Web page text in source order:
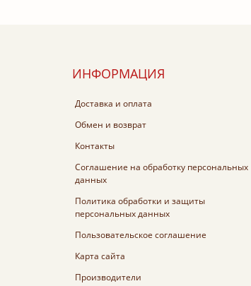
ИНФОРМАЦИЯ
Доставка и оплата
Обмен и возврат
Контакты
Соглашение на обработку персональных
данных
Политика обработки и защиты
персональных данных
Пользовательское соглашение
Карта сайта
Производители